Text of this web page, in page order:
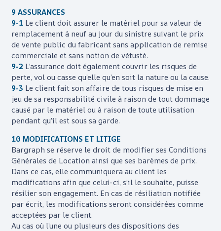
9 ASSURANCES
9-1 Le client doit assurer le matériel pour sa valeur de
remplacement à neuf au jour du sinistre suivant le prix
de vente public du fabricant sans application de remise
commerciale et sans notion de vétusté.
9-2 L’assurance doit également couvrir les risques de
perte, vol ou casse qu’elle qu’en soit la nature ou la cause.
9-3 Le client fait son affaire de tous risques de mise en
jeu de sa responsabilité civile à raison de tout dommage
causé par le matériel ou à raison de toute utilisation
pendant qu’il est sous sa garde.
10 MODIFICATIONS ET LITIGE
Bargraphse réserve le droit de modifier ses Conditions
Générales de Location ainsi que ses barèmes de prix.
Dans ce cas, elle communiquera au client les
modifications afin que celui-ci, s’il le souhaite, puisse
résilier son engagement. En cas de résiliation notifiée
par écrit, les modifications seront considérées comme
acceptées par le client.
Au cas où l’une ou plusieurs des dispositions des